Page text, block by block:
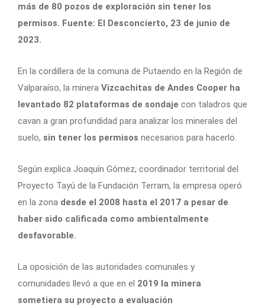
más de 80 pozos de exploración sin tener los
permisos. Fuente: El Desconcierto, 23 de junio de
2023.
En la cordillera de la comuna de Putaendo en la Región de
Valparaíso, la minera Vizcachitas de Andes Cooper ha
levantado 82 plataformas de sondaje con taladros que
cavan a gran profundidad para analizar los minerales del
suelo, sin tener los permisos necesarios para hacerlo.
Según explica Joaquín Gómez, coordinador territorial del
Proyecto Tayú de la Fundación Terram, la empresa operó
en la zona desde el 2008 hasta el 2017 a pesar de
haber sido calificada como ambientalmente
desfavorable.
La oposición de las autoridades comunales y
comunidades llevó a que en el 2019 la minera
sometiera su proyecto a evaluación